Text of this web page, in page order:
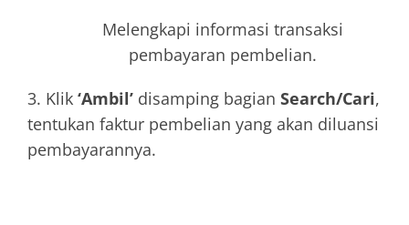
Melengkapi informasi transaksi
pembayaran pembelian.
3. Klik ‘Ambil’ disamping bagian Search/Cari,
tentukan faktur pembelian yang akan diluansi
pembayarannya.